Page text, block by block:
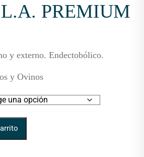
PREMIUM
y externo. Endectobólico.
y Ovinos
cantidad